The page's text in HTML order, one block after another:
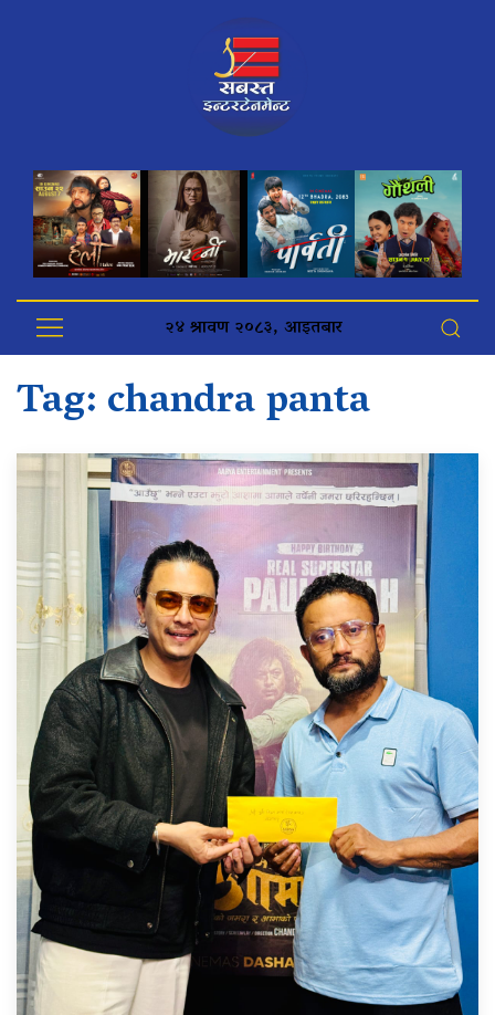
२४ श्रावण २०८३, आइतबार
Tag:chandra panta